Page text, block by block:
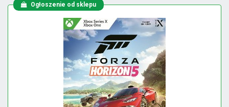
Ogłoszenie od sklepu